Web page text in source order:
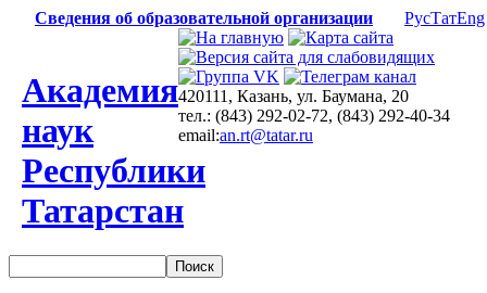
Сведения об образовательной организации РусТатEng
Академия
наук
Республики
Татарстан
420111, Казань, ул. Баумана, 20
тел.: (843) 292-02-72, (843) 292-40-34
email:an.rt@tatar.ru